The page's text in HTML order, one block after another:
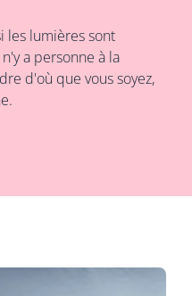
les lumières sont
a personne à la
d'où que vous soyez,